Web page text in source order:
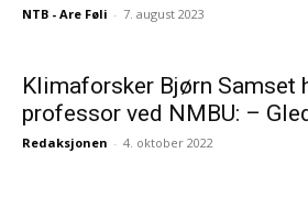
NTB - Are Føli - 7. august 2023
Klimaforsker Bjørn Samset
professor ved NMBU: –
Redaksjonen - 4. oktober 2022